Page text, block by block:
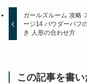
ガールズルーム 攻略
ージ14 パウダーパフ
き 人形の合わせ方
この記事を書い